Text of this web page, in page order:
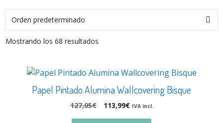
Mostrando los 68 resultados
Papel Pintado Alumina Wallcovering Bisque
127,05€ 113,99€ IVA incl.